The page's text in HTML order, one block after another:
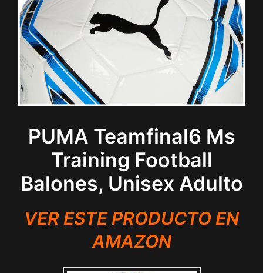
PUMA Teamfinal6 Ms
Training Football
Balones, Unisex Adulto
VER ESTE PRODUCTO EN
AMAZON